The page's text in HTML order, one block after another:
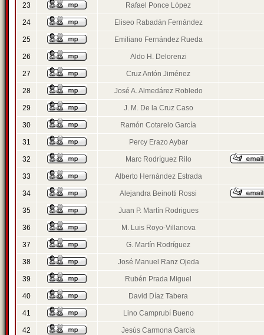
23 Rafael Ponce López
24 Eliseo Rabadán Fernández
25 Emiliano Fernández Rueda
26 Aldo H. Delorenzi
27 Cruz Antón Jiménez
28 José A. Almedárez Robledo
29 J. M. De la Cruz Caso
30 Ramón Cotarelo García
31 Percy Erazo Aybar
32 Marc Rodríguez Rilo
33 Alberto Hernández Estrada
34 Alejandra Beinotti Rossi
35 Juan P. Martín Rodrigues
36 M. Luis Royo-Villanova
37 G. Martín Rodríguez
38 José Manuel Ranz Ojeda
39 Rubén Prada Miguel
40 David Díaz Tabera
41 Lino Camprubí Bueno
42 Jesús Carmona García